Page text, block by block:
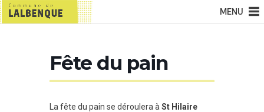
MENU
Fête du pain
La fête du pain se déroulera à St Hilaire